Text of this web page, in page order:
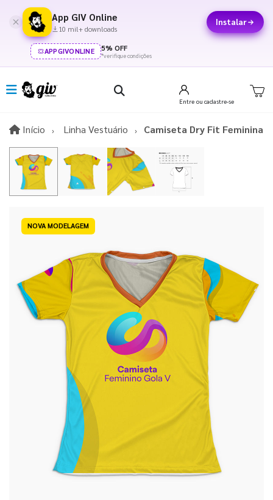
App GIV Online
10 mil+ downloads
Instalar
APPGIVONLINE 5% OFF
*verifique condições
Entre ou cadastre-se
Início InícioLinha Vestuário Camiseta Dry Fit Feminina
NOVA MODELAGEM